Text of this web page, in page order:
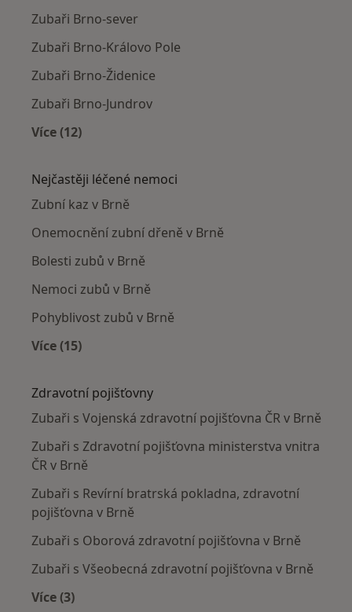
Zubaři Brno-sever
Zubaři Brno-Královo Pole
Zubaři Brno-Židenice
Zubaři Brno-Jundrov
Více (12)
Nejčastěji léčené nemoci
Zubní kaz v Brně
Onemocnění zubní dřeně v Brně
Bolesti zubů v Brně
Nemoci zubů v Brně
Pohyblivost zubů v Brně
Více (15)
Zdravotní pojišťovny
Zubaři s Vojenská zdravotní pojišťovna ČR v Brně
Zubaři s Zdravotní pojišťovna ministerstva vnitra
ČR v Brně
Zubaři s Revírní bratrská pokladna, zdravotní
pojišťovna v Brně
Zubaři s Oborová zdravotní pojišťovna v Brně
Zubaři s Všeobecná zdravotní pojišťovna v Brně
Více (3)